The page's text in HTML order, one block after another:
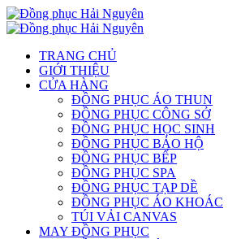
TRANG CHỦ
GIỚI THIỆU
CỬA HÀNG
ĐỒNG PHỤC ÁO THUN
ĐỒNG PHỤC CÔNG SỞ
ĐỒNG PHỤC HỌC SINH
ĐỒNG PHỤC BẢO HỘ
ĐỒNG PHỤC BẾP
ĐỒNG PHỤC SPA
ĐỒNG PHỤC TẠP DỀ
ĐỒNG PHỤC ÁO KHOÁC
TÚI VẢI CANVAS
MAY ĐỒNG PHỤC